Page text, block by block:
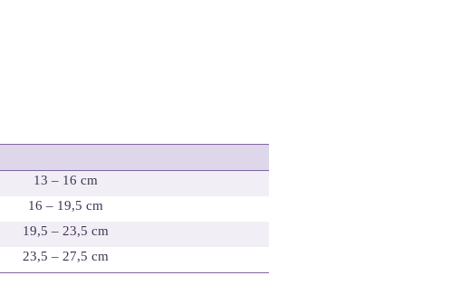
13 – 16 cm
16 – 19,5 cm
19,5 – 23,5 cm
23,5 – 27,5 cm